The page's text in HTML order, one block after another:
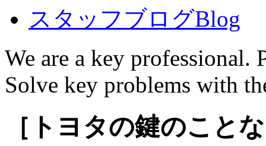
スタッフブログBlog
We are a key professional.
Solve key problems with
［トヨタの鍵のこと